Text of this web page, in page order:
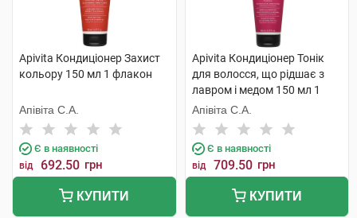
Apivita Кондиціонер Захист
кольору 150 мл 1 флакон
Апівіта С.А.
Є в наявності
від 692.50 грн
КУПИТИ
Apivita Кондиціонер Тонік
для волосся, що рідшає з
лавром і медом 150 мл 1
туба
Апівіта С.А.
Є в наявності
від 709.50 грн
КУПИТИ